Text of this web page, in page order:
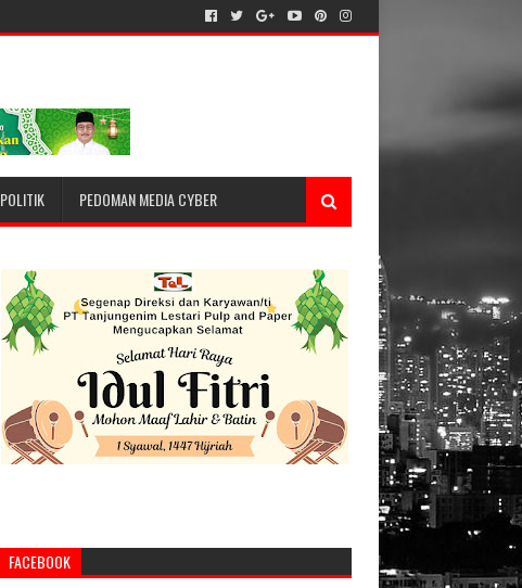
POLITIK PEDOMAN MEDIA CYBER
FACEBOOK